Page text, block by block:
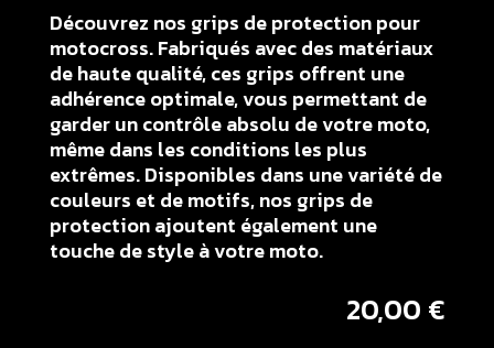
Découvrez nos grips de protection pour
motocross. Fabriqués avec des matériaux
de haute qualité, ces grips offrent une
adhérence optimale, vous permettant de
garder un contrôle absolu de votre moto,
même dans les conditions les plus
extrêmes. Disponibles dans une variété de
couleurs et de motifs, nos grips de
protection ajoutent également une
touche de style à votre moto.
20,00 €